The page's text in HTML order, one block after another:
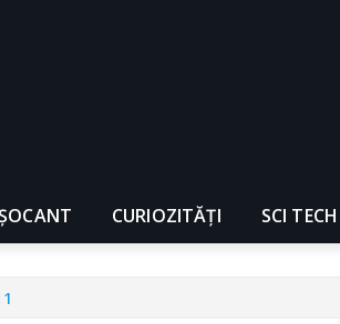
CURIOZITĂȚI SCI TECH